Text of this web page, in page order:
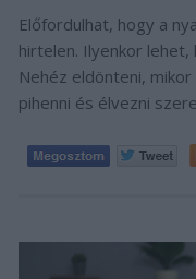
Előfordulhat, hogy a
hirtelen. Ilyenkor
Nehéz eldönteni,
pihenni és élvezni